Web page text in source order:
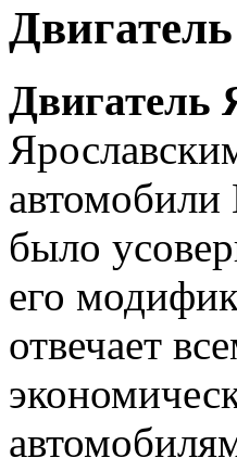
Двигатель
было
его
отвечает